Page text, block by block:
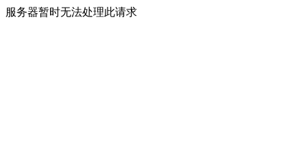
服务器暂时无法处理此请求